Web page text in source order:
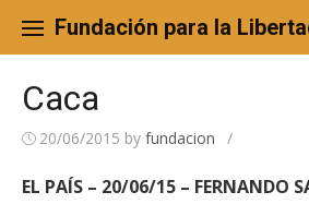
content
Fundación para la
Caca
20/06/2015 by fundacion /
EL PAÍS – 20/06/15 – FERNANDO